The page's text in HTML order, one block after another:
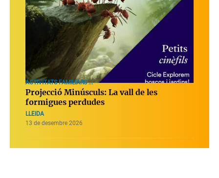
ACTIVITATS FAMILIARS ...
Projecció Minúsculs: La vall de les
formigues perdudes
LLEIDA
13 de desembre 2026